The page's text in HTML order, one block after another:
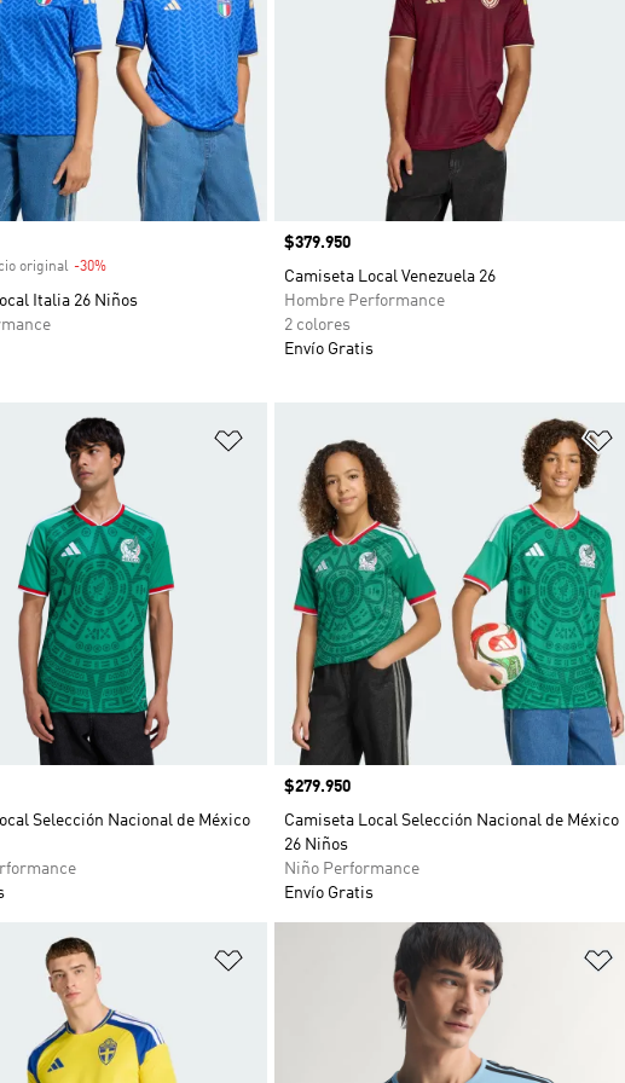
original -30%Descuento
Italia 26 Niños
Precio
$379.950
Camiseta Local Venezuela 26
Hombre Performance
2 colores
Envío Gratis
de deseos Añadir a la lista de deseos
Selección Nacional de México
Precio
$279.950
Camiseta Local Selección Nacional de México
26 Niños
Niño Performance
Envío Gratis
de deseos Añadir a la lista de deseos